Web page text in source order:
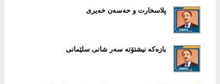
پلاسخارت و حەسەن خەیری
بازەكە نیشتۆتە سەر شانی سلێمانی